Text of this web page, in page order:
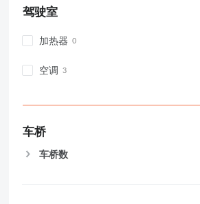
驾驶室
加热器
空调
车桥
车桥数